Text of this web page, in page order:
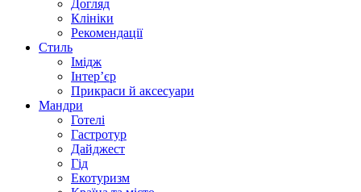
Догляд
Клініки
Рекомендації
Стиль
Імідж
Інтер’єр
Прикраси й аксесуари
Мандри
Готелі
Гастротур
Дайджест
Гід
Екотуризм